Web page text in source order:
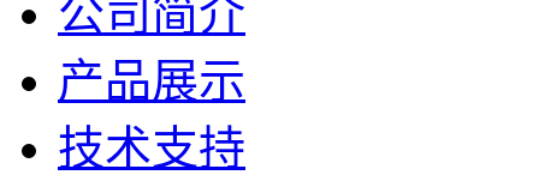
公司简介
产品展示
技术支持